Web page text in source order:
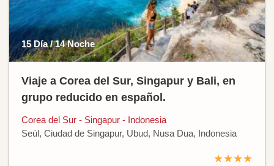
15 Día / 14 Noche
Viaje a Corea del Sur, Singapur y Bali, en
grupo reducido en español.
Corea del Sur - Singapur - Indonesia
Seúl, Ciudad de Singapur, Ubud, Nusa Dua, Indonesia
★★★★